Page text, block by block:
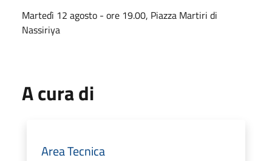
Martedì 12 agosto - ore 19.00, Piazza Martiri di
Nassiriya
A cura di
Area Tecnica